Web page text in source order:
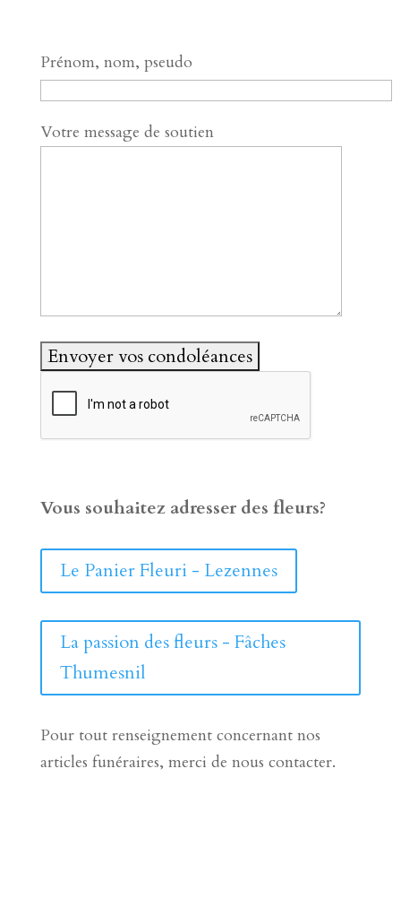
Prénom, nom, pseudo
Votre message de soutien
Vous souhaitez adresser des fleurs?
Le Panier Fleuri - Lezennes
La passion des fleurs - Fâches
Thumesnil
Pour tout renseignement concernant nos
articles funéraires, merci de nous contacter.